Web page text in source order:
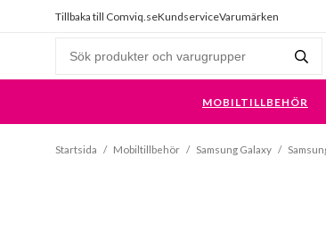
Tillbaka till Comviq.seKundserviceVarumärken
MOBILTILLBEHÖR
Startsida / Mobiltillbehör / Samsung Galaxy /